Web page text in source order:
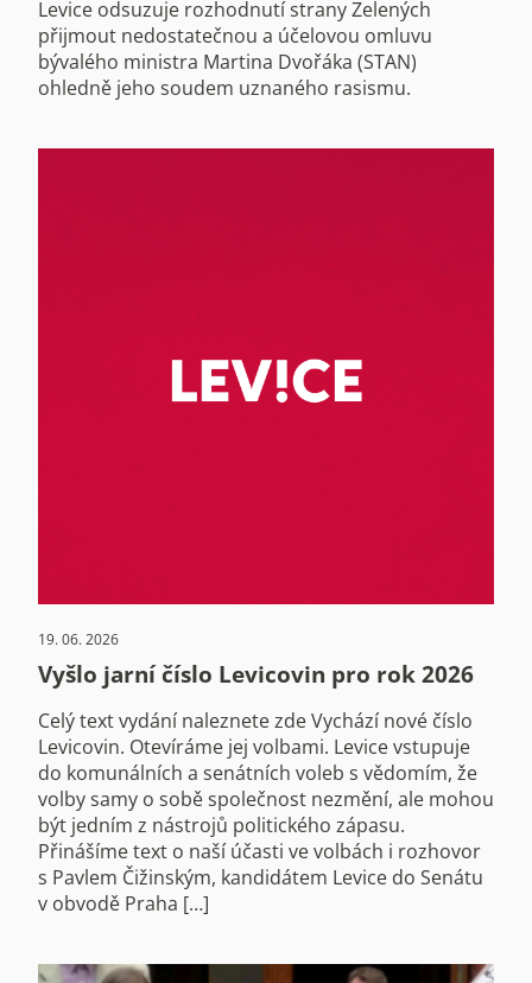
Levice odsuzuje rozhodnutí strany Zelených
přijmout nedostatečnou a účelovou omluvu
bývalého ministra Martina Dvořáka (STAN)
ohledně jeho soudem uznaného rasismu.
19. 06. 2026
Vyšlo jarní číslo Levicovin pro rok 2026
Celý text vydání naleznete zde Vychází nové číslo
Levicovin. Otevíráme jej volbami. Levice vstupuje
do komunálních a senátních voleb s vědomím, že
volby samy o sobě společnost nezmění, ale mohou
být jedním z nástrojů politického zápasu.
Přinášíme text o naší účasti ve volbách i rozhovor
s Pavlem Čižinským, kandidátem Levice do Senátu
v obvodě Praha […]